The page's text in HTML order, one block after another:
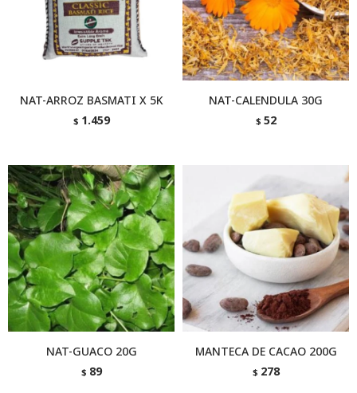
NAT-ARROZ BASMATI X 5K
$ 1.459
NAT-CALENDULA 30G
$ 52
NAT-GUACO 20G
$ 89
MANTECA DE CACAO 200G
$ 278